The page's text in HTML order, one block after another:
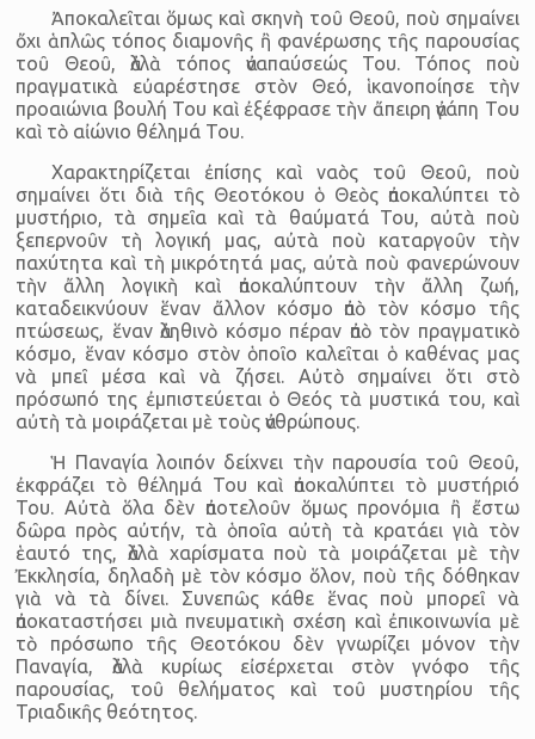
Ἀποκαλεῖται ὅμως καὶ σκηνὴ τοῦ Θεοῦ, ποὺ σημαίνει
ὄχι ἁπλῶς τόπος διαμονῆς ἢ φανέρωσης τῆς παρουσίας
τοῦ Θεοῦ, ἀλλὰ τόπος ἀναπαύσεώς Του. Τόπος ποὺ
πραγματικὰ εὐαρέστησε στὸν Θεό, ἱκανοποίησε τὴν
προαιώνια βουλή Του καὶ ἐξέφρασε τὴν ἄπειρη ἀγάπη Του
καὶ τὸ αἰώνιο θέλημά Του.
Χαρακτηρίζεται ἐπίσης καὶ ναὸς τοῦ Θεοῦ, ποὺ
σημαίνει ὅτι διὰ τῆς Θεοτόκου ὁ Θεὸς ἀποκαλύπτει τὸ
μυστήριο, τὰ σημεῖα καὶ τὰ θαύματά Του, αὐτὰ ποὺ
ξεπερνοῦν τὴ λογική μας, αὐτὰ ποὺ καταργοῦν τὴν
παχύτητα καὶ τὴ μικρότητά μας, αὐτὰ ποὺ φανερώνουν
τὴν ἄλλη λογικὴ καὶ ἀποκαλύπτουν τὴν ἄλλη ζωή,
καταδεικνύουν ἕναν ἄλλον κόσμο ἀπὸ τὸν κόσμο τῆς
πτώσεως, ἕναν ἀληθινὸ κόσμο πέραν ἀπὸ τὸν πραγματικὸ
κόσμο, ἕναν κόσμο στὸν ὁποῖο καλεῖται ὁ καθένας μας
νὰ μπεῖ μέσα καὶ νὰ ζήσει. Αὐτὸ σημαίνει ὅτι στὸ
πρόσωπό της ἐμπιστεύεται ὁ Θεός τὰ μυστικά του, καὶ
αὐτὴ τὰ μοιράζεται μὲ τοὺς ἀνθρώπους.
Ἡ Παναγία λοιπόν δείχνει τὴν παρουσία τοῦ Θεοῦ,
ἐκφράζει τὸ θέλημά Του καὶ ἀποκαλύπτει τὸ μυστήριό
Του. Αὐτὰ ὅλα δὲν ἀποτελοῦν ὅμως προνόμια ἢ ἔστω
δῶρα πρὸς αὐτήν, τὰ ὁποῖα αὐτὴ τὰ κρατάει γιὰ τὸν
ἑαυτό της, ἀλλὰ χαρίσματα ποὺ τὰ μοιράζεται μὲ τὴν
Ἐκκλησία, δηλαδὴ μὲ τὸν κόσμο ὅλον, ποὺ τῆς δόθηκαν
γιὰ νὰ τὰ δίνει. Συνεπῶς κάθε ἕνας ποὺ μπορεῖ νὰ
ἀποκαταστήσει μιὰ πνευματικὴ σχέση καὶ ἐπικοινωνία μὲ
τὸ πρόσωπο τῆς Θεοτόκου δὲν γνωρίζει μόνον τὴν
Παναγία, ἀλλὰ κυρίως εἰσέρχεται στὸν γνόφο τῆς
παρουσίας, τοῦ θελήματος καὶ τοῦ μυστηρίου τῆς
Τριαδικῆς θεότητος.